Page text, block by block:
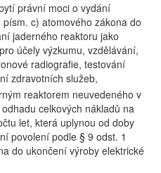
právní moci o vydání
c) atomového zákona do
jaderného reaktoru jako
účely výzkumu, vzdělávání,
radiografie, testování
zdravotních služeb,
reaktorem neuvedeného v
celkových nákladů na
let, která uplynou od doby
povolení podle § 9 odst. 1
do ukončení výroby elektrické